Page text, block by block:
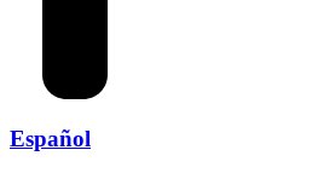
Español